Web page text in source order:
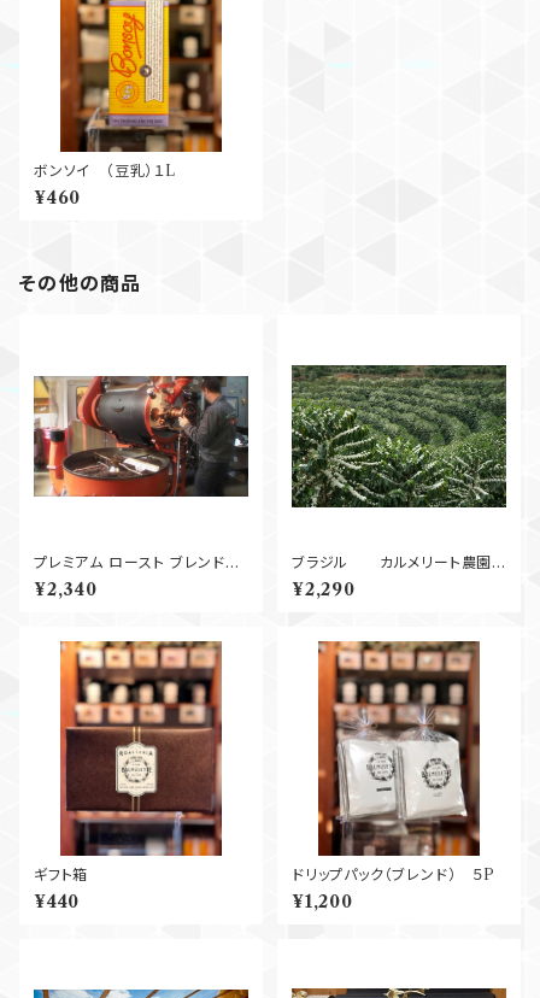
ボンソイ （豆乳）１L
¥460
その他の商品
プレミアム ロースト ブレンド
250g
¥2,340
ブラジル カルメリート農園
Pulped Natural (中深煎)
250g
¥2,290
ギフト箱
¥440
ドリップパック（ブレンド） ５P
¥1,200